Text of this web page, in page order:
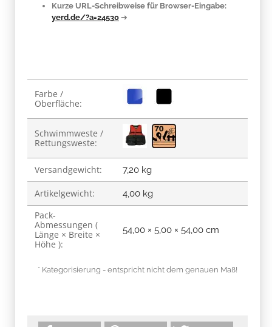
Kurze URL-Schreibweise für Browser-Eingabe:
yerd.de/?a=24530 ➔
Produkteigenschaft
Wert
Farbe /
Oberfläche:
Schwimmweste /
Rettungsweste:
Versandgewicht: 7,20 kg
Artikelgewicht: 4,00 kg
Pack-
Abmessungen (
Länge × Breite ×
Höhe ):
54,00 × 5,00 × 54,00 cm
* Kategorisierung - entspricht nicht dem genauen Maß!